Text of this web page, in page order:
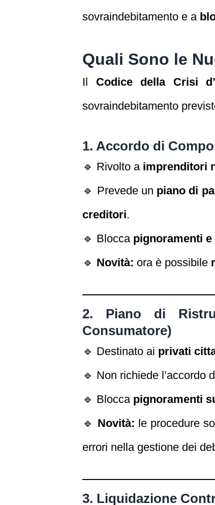
sovraindebitamento e a
Quali Sono le
Il Codice della Crisi
sovraindebitamento
1. Accordo di
🔹 Rivolto a imprenditori
🔹 Prevede un piano di
creditori.
🔹 Blocca pignoramenti
🔹 Novità: ora è possibile
2. Piano di
Consumatore)
🔹 Destinato ai privati
🔹 Non richiede l’accordo
🔹 Blocca pignoramenti
🔹 Novità: le procedure
errori nella gestione dei
3. Liquidazione